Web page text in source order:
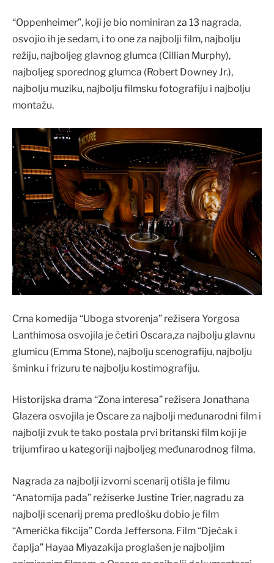
“Oppenheimer”, koji je bio nominiran za 13 nagrada,
osvojio ih je sedam, i to one za najbolji film, najbolju
režiju, najboljeg glavnog glumca (Cillian Murphy),
najboljeg sporednog glumca (Robert Downey Jr.),
najbolju muziku, najbolju filmsku fotografiju i najbolju
montažu.
Crna komedija “Uboga stvorenja” režisera Yorgosa
Lanthimosa osvojila je četiri Oscara,za najbolju glavnu
glumicu (Emma Stone), najbolju scenografiju, najbolju
šminku i frizuru te najbolju kostimografiju.
Historijska drama “Zona interesa” režisera Jonathana
Glazera osvojila je Oscare za najbolji međunarodni film i
najbolji zvuk te tako postala prvi britanski film koji je
trijumfirao u kategoriji najboljeg međunarodnog filma.
Nagrada za najbolji izvorni scenarij otišla je filmu
“Anatomija pada” režiserke Justine Trier, nagradu za
najbolji scenarij prema predlošku dobio je film
“Američka fikcija” Corda Jeffersona. Film “Dječak i
čaplja” Hayaa Miyazakija proglašen je najboljim